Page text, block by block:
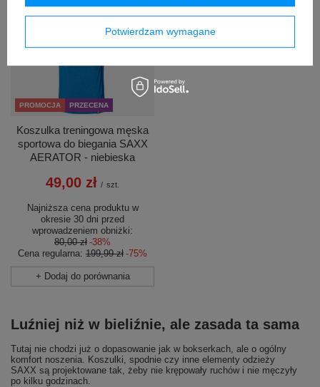
PROMOCJA PRZECENA
Koszulka treningowa męska
sportowa do biegania SAXX
AERATOR - niebieska
49,00 zł / szt.
Najniższa cena produktu w
okresie 30 dni przed
wprowadzeniem obniżki:
80,00 zł -38%
Cena regularna: 199,99 zł -75%
+ Dodaj do porównania
Luźniej niż w bieliźnie, ale zasada ta sama
Tutaj nie chodzi już o dopasowanie jak w bokserkach, ale o ogólny
komfort noszenia. Koszulki, spodnie czy inne elementy odzieży
SAXX są projektowane tak, żeby nie krępowały ruchów i nie męczyły
po kilku godzinach.
Potwierdzam wymagane